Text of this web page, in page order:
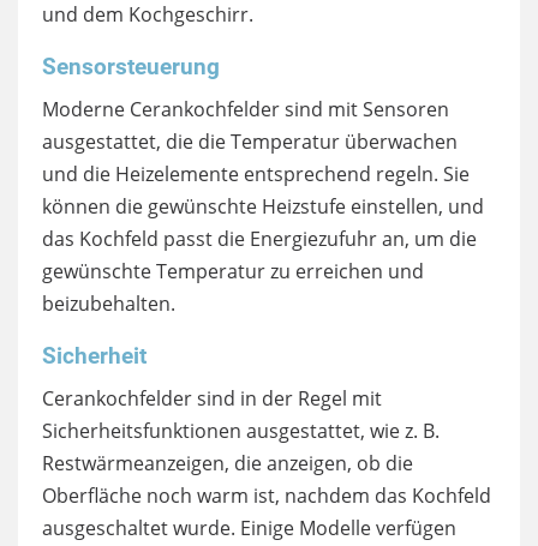
und dem Kochgeschirr.
Sensorsteuerung
Moderne Cerankochfelder sind mit Sensoren
ausgestattet, die die Temperatur überwachen
und die Heizelemente entsprechend regeln. Sie
können die gewünschte Heizstufe einstellen, und
das Kochfeld passt die Energiezufuhr an, um die
gewünschte Temperatur zu erreichen und
beizubehalten.
Sicherheit
Cerankochfelder sind in der Regel mit
Sicherheitsfunktionen ausgestattet, wie z. B.
Restwärmeanzeigen, die anzeigen, ob die
Oberfläche noch warm ist, nachdem das Kochfeld
ausgeschaltet wurde. Einige Modelle verfügen